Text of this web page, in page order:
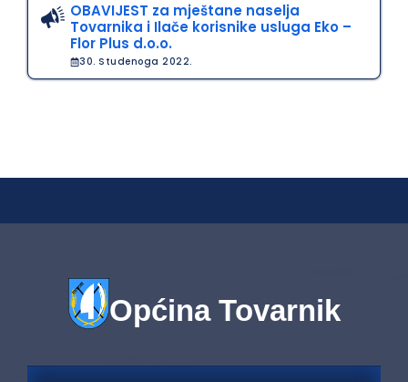
OBAVIJEST za mještane naselja
Tovarnika i Ilače korisnike usluga Eko –
Flor Plus d.o.o.
30. Studenoga 2022.
Općina Tovarnik